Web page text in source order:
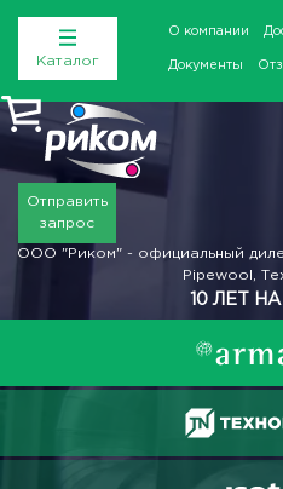
Каталог
О компании
Документы
Отправить
запрос
ООО "Риком" - официальный
Pipewool,
10 ЛЕТ